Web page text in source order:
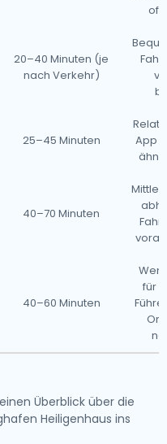
oft
20–40 Minuten (je
nach Verkehr)
25–45 Minuten
App
40–70 Minuten
40–60 Minuten
für
Überblick über die
Heiligenhaus ins